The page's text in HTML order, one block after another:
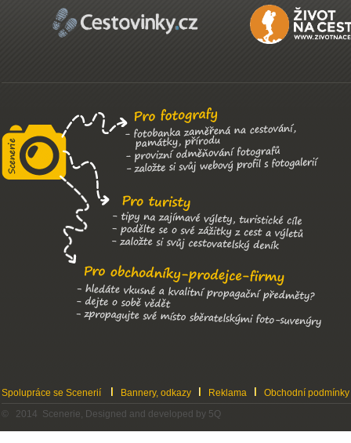
Spolupráce se Scenerií Bannery, odkazy Reklama
Obchodní podmínky
© 2014 Scenerie, Designed and developed by 5Q